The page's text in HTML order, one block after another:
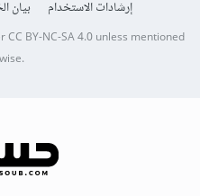
إرشادات الاستخدام
بيان
CC BY-NC-SA 4.0unless mentioned